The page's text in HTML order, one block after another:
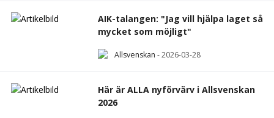
AIK-talangen: "Jag vill hjälpa laget så
mycket som möjligt"
Allsvenskan -2026-03-28
Här är ALLA nyförvärv i Allsvenskan
2026